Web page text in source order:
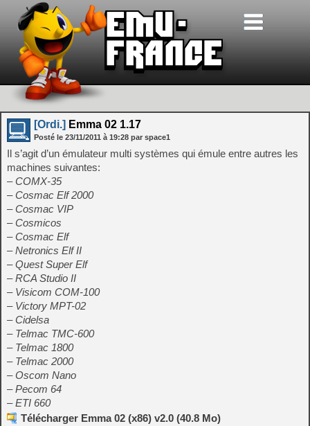
[Ordi.] Emma 02 1.17
Posté le 23/11/2011 à 19:28 par space1
Il s’agit d’un émulateur multi systèmes qui émule entre autres les
machines suivantes:
– COMX-35
– Cosmac Elf 2000
– Cosmac VIP
– Cosmicos
– Cosmac Elf
– Netronics Elf II
– Quest Super Elf
– RCA Studio II
– Visicom COM-100
– Victory MPT-02
– Cidelsa
– Telmac TMC-600
– Telmac 1800
– Telmac 2000
– Oscom Nano
– Pecom 64
– ETI 660
Télécharger Emma 02 (x86) v2.0 (40.8 Mo)